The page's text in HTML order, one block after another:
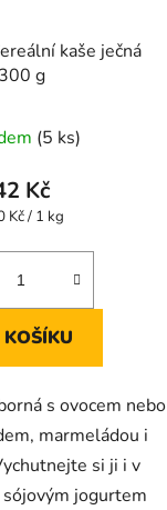
kaše ječná
300 g
(5 ks)
Kč
Kč / 1 kg
s ovocem nebo
marmeládou i
si ji i v
jogurtem